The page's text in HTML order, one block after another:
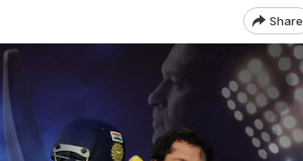
Share